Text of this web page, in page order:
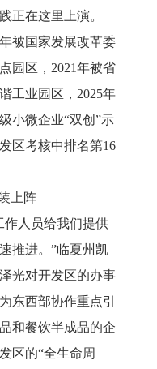
正在这里上演。
被国家发展改革委
园区，2021年被省
工业园区，2025年
小微企业“双创”示
区考核中排名第16
上阵
作人员给我们提供
推进。”临夏州凯
光对开发区的办事
东西部协作重点引
和餐饮半成品的企
区的“全生命周